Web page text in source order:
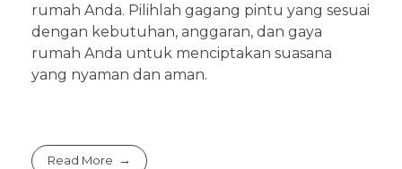
rumah Anda. Pilihlah gagang pintu yang sesuai
dengan kebutuhan, anggaran, dan gaya
rumah Anda untuk menciptakan suasana
yang nyaman dan aman.
Read More